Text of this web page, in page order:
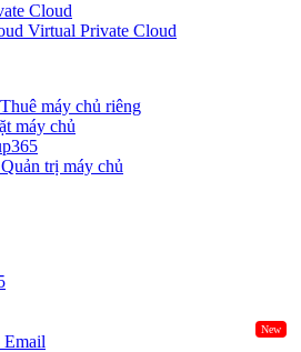
Cloud
Virtual Private Cloud
Thuê máy chủ riêng
máy chủ
Quản trị máy chủ
New
Email